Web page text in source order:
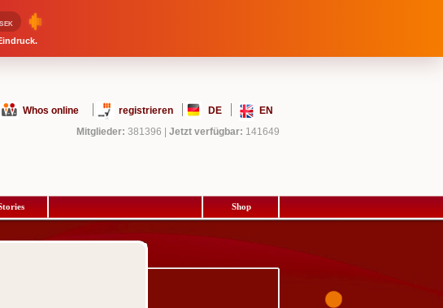
SEK
Whos online registrieren DE
EN
Mitglieder: 381396 Jetzt verfügbar: 141649
Shop